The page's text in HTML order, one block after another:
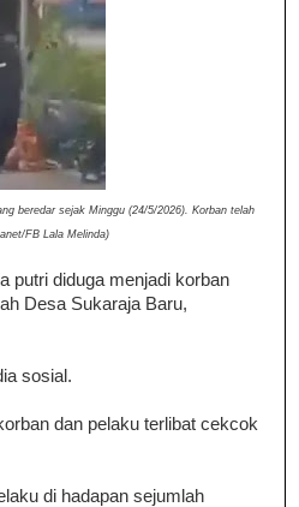
beredar sejak Minggu (24/5/2026). Korban telah
FB Lala Melinda)
putri diduga menjadi korban
Desa Sukaraja Baru,
sosial.
dan pelaku terlibat cekcok
di hadapan sejumlah